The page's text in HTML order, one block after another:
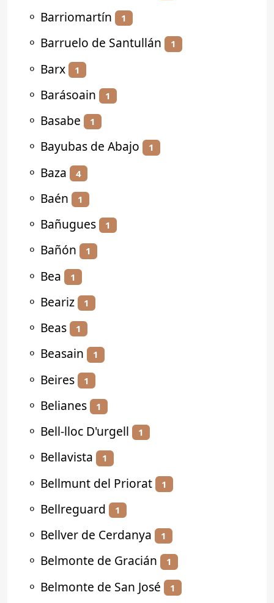
⚬ Barriomartín 1
⚬ Barruelo de Santullán 1
⚬ Barx 1
⚬ Barásoain 1
⚬ Basabe 1
⚬ Bayubas de Abajo 1
⚬ Baza 4
⚬ Baén 1
⚬ Bañugues 1
⚬ Bañón 1
⚬ Bea 1
⚬ Beariz 1
⚬ Beas 1
⚬ Beasain 1
⚬ Beires 1
⚬ Belianes 1
⚬ Bell-lloc D'urgell 1
⚬ Bellavista 1
⚬ Bellmunt del Priorat 1
⚬ Bellreguard 1
⚬ Bellver de Cerdanya 1
⚬ Belmonte de Gracián 1
⚬ Belmonte de San José 1